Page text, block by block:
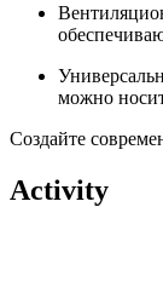
можно
Создайте
Activity